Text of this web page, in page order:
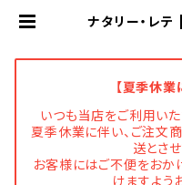
ナタリー・レテ | がま口ポーチ | Mini
ゃん
【夏季休
いつも当店をご利用いた
夏季休業に伴い、ご注文
送とさ
お客様にはご不便をおか
けますよう